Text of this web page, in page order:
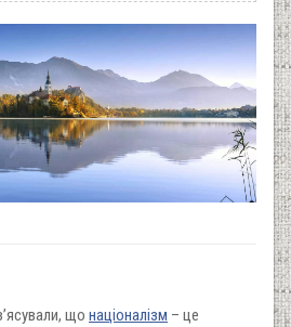
що націоналізм – це